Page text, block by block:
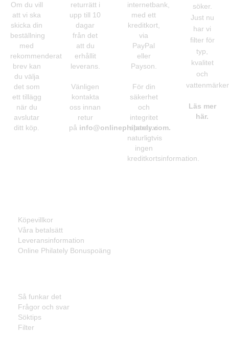
Om du vill
att vi ska
skicka din
beställning
med
rekommenderat
brev kan
du välja
det som
ett tillägg
när du
avslutar
ditt köp.
returrätt i
upp till 10
dagar
från det
att du
erhållit
leverans.
Vänligen
kontakta
oss innan
retur
på info@onlinephilately.com.
internetbank,
med ett
kreditkort,
via
PayPal
eller
Payson.
För din
säkerhet
och
integritet
sparar vi
naturligtvis
ingen
kreditkortsinformation.
söker.
Just nu
har vi
filter för
typ,
kvalitet
och
Läs mer
här.
Köpevillkor
Våra betalsätt
Leveransinformation
Online Philately Bonuspoäng
Så funkar det
Frågor och svar
Söktips
Filter